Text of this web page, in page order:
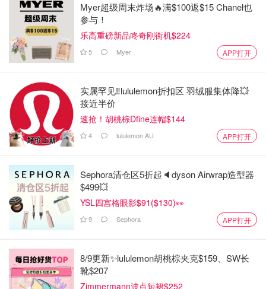
Myer超级周末炸场🔥满$100返$15 Chanel也
参与！
乐高重磅新品咚奇刚街机$224
5 Myer APP打开
实属罕见‼️lululemon折扣区 羽绒服集体降💥
接近半价
速抢！胡桃棕Dfine连帽$144
4 lululemon AU APP打开
Sephora清仓区5折起🔈dyson Airwrap造型器
$499💥
YSL四宫格眼影$91($130)👀
9 Sephora APP打开
8/9更新✨lululemon胡桃棕夹克$159、SW长
靴$207
Zimmermann波点短裙$252